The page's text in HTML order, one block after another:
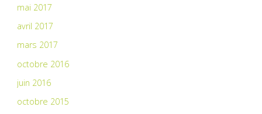
mai 2017
avril 2017
mars 2017
octobre 2016
juin 2016
octobre 2015